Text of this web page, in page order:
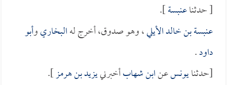
[ حدثناعنبسة].
عنبسة بن خالد الأيلي، وهو صدوق، أخرج لهالبخاريوأبو
داود.
[حدثنايونسعنابن شهابأخبرنييزيد بن هرمز].